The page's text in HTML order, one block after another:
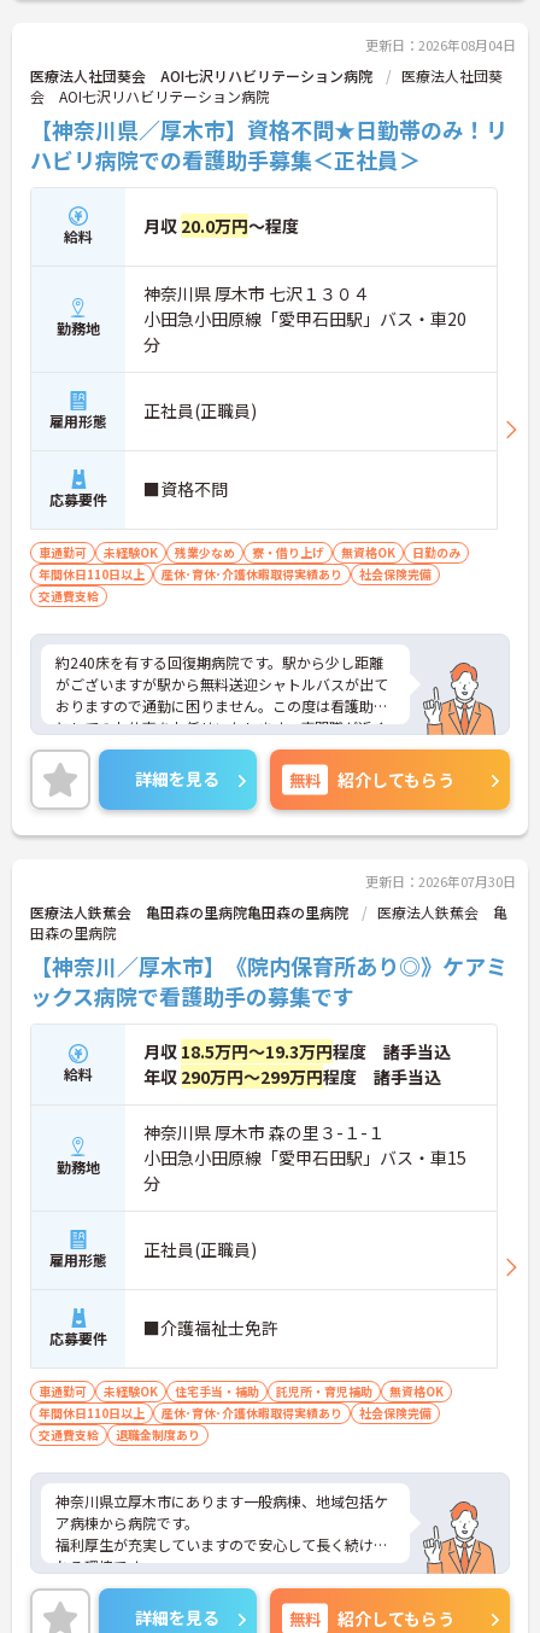
め、子育てとの両立がしやすい環境。賞与は前年実
績4.0ヶ月分、住宅手当や扶養手当など福利厚生も充
実しています。
未経験から医療の現場にチャレンジしたい方も、長
く安定して働きたい方も安心してスタートできる職
場です。
更新日：2026年08月04日
医療法人社団葵会 AOI七沢リハビリテーション病院
医療法人社団葵
会 AOI七沢リハビリテーション病院
【神奈川県／厚木市】資格不問★日勤帯のみ！リ
ハビリ病院での看護助手募集＜正社員＞
給料 月収 20.0万円～程度
勤務地
神奈川県 厚木市 七沢１３０４
小田急小田原線「愛甲石田駅」バス・車20
分
雇用形態 正社員(正職員)
応募要件 ■資格不問
車通勤可 未経験OK 残業少なめ 寮・借り上げ 無資格OK
日勤のみ
年間休日110日以上
産休･育休･介護休暇取得実績あり
社会保険完備
交通費支給
約240床を有する回復期病院です。駅から少し距離
がございますが駅から無料送迎シャトルバスが出て
おりますので通勤に困りません。この度は看護助手
としてのお仕事をお任せいたします。専門職が近く
にいる環境ですので、安心して業務に専念いただけ
ます。介護系の資格が無い方もチャレンジOK！日勤
のみのご勤務でバランスよく働けるのも魅力です。
ご興味のある方はお気軽にお問い合わせ下さい。
詳細を見る 無料 紹介してもらう
更新日：2026年07月30日
医療法人鉄蕉会 亀田森の里病院亀田森の里病院
医療法人鉄蕉会 亀
田森の里病院
【神奈川／厚木市】《院内保育所あり◎》ケアミ
ックス病院で看護助手の募集です
給料
月収 18.5万円～19.3万円程度 諸手当込
年収 290万円～299万円程度 諸手当込
勤務地
神奈川県 厚木市 森の里３-１-１
小田急小田原線「愛甲石田駅」バス・車15
分
雇用形態 正社員(正職員)
応募要件 ■介護福祉士免許
車通勤可 未経験OK 住宅手当・補助 託児所・育児補助
無資格OK
年間休日110日以上
産休･育休･介護休暇取得実績あり
社会保険完備
交通費支給
退職金制度あり
神奈川県立厚木市にあります一般病棟、地域包括ケ
ア病棟から病院です。
福利厚生が充実していますので安心して長く続けら
れる環境です。
ご興味ある方には、面接のポイントなど、さらに詳
細をお話致しますのでお気軽にご相談ください。
詳細を見る 無料 紹介してもらう